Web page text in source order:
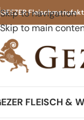
Skip to navigation
Skip to main
GEEZER
FLEISCH &